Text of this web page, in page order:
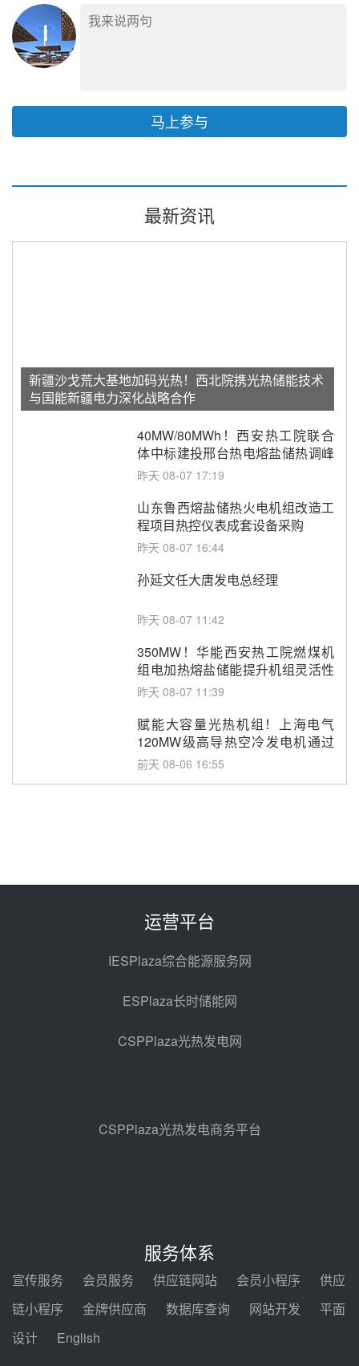
马上参与
最新资讯
新疆沙戈荒大基地加码光热！西北院携光热储能技术
与国能新疆电力深化战略合作
40MW/80MWh！西安热工院联合
体中标建投邢台热电熔盐储热调峰
调频改造EPC项目
昨天 08-07 17:19
山东鲁西熔盐储热火电机组改造工
程项目热控仪表成套设备采购
昨天 08-07 16:44
孙延文任大唐发电总经理
昨天 08-07 11:42
350MW！华能西安热工院燃煤机
组电加热熔盐储能提升机组灵活性
改造项目初步设计第三方评审服务
昨天 08-07 11:39
赋能大容量光热机组！上海电气
120MW级高导热空冷发电机通过
型式试验
前天 08-06 16:55
100MW光工程性能试验采购
光热示范电站二列蒸汽发生器设备
亚核阀业中标天山北麓100MW光
热发电工程EPC总承包项目熔盐截
止阀、熔盐三偏心蝶阀采购
08-05 17:15
包项目熔盐介质超声波流量计采购
08-05 17:09
电机组灵活性改造项目三元液态盐
采购合同
迪尔化工预中标华能西安热工院
2026-2029年熔盐介质框架协议
运营平台
IESPlaza综合能源服务网
ESPlaza长时储能网
CSPPlaza光热发电网
CSPPlaza光热发电商务平台
服务体系
宣传服务 会员服务 供应链网站 会员小程序
供应
链小程序
金牌供应商 数据库查询 网站开发
平面
设计
English